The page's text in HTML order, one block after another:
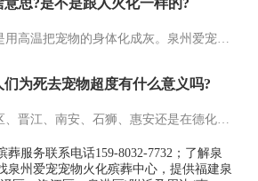
们为死去宠物超度有什么意义吗?
不管是在泉州市区、晋江、南安、石狮、惠安还是在德化、水头，都有不少人会为死去的宠物们做法事超度。那你们知道为死去宠物超度法事的意义在哪里呢？今天，爱宠宠物殡葬服务中心小编就给大家来讲一讲为死去宠物做超…
葬服务联系电话159-8032-7732；了解泉
泉州爱宠宠物火化殡葬中心，提供福建泉